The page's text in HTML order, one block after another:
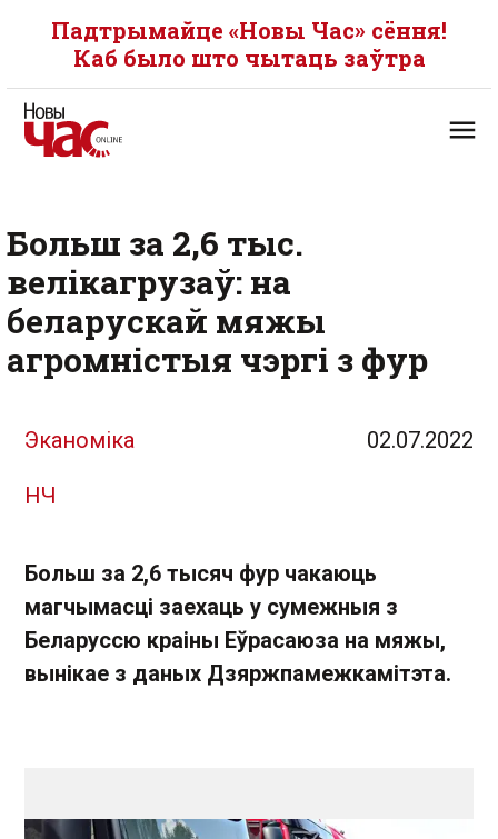
Падтрымайце «Новы Час» сёння!
Каб было што чытаць заўтра
Больш за 2,6 тыс.
велікагрузаў: на
беларускай мяжы
агромністыя чэргі з фур
Эканоміка 02.07.2022
НЧ
Больш за 2,6 тысяч фур чакаюць
магчымасці заехаць у сумежныя з
Беларуссю краіны Еўрасаюза на мяжы,
вынікае з даных Дзяржпамежкамітэта.